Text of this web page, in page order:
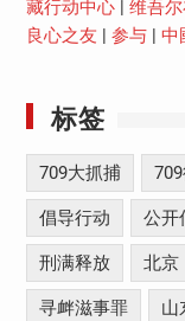
藏行动中心| 维吾
良心之友
参与| 中
标签
709大抓捕
倡导行动 公开
刑满释放 北京
寻衅滋事罪 山